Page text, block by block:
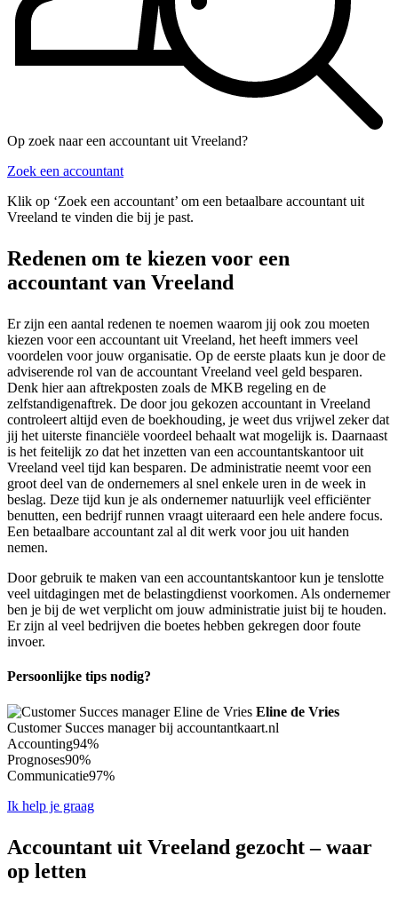
Op zoek naar een accountant uit Vreeland?
Zoek een accountant
Klik op ‘Zoek een accountant’ om een betaalbare accountant uit
Vreeland te vinden die bij je past.
Redenen om te kiezen voor een
accountant van Vreeland
Er zijn een aantal redenen te noemen waarom jij ook zou moeten
kiezen voor een accountant uit Vreeland, het heeft immers veel
voordelen voor jouw organisatie. Op de eerste plaats kun je door de
adviserende rol van de accountant Vreeland veel geld besparen.
Denk hier aan aftrekposten zoals de MKB regeling en de
zelfstandigenaftrek. De door jou gekozen accountant in Vreeland
controleert altijd even de boekhouding, je weet dus vrijwel zeker dat
jij het uiterste financiële voordeel behaalt wat mogelijk is. Daarnaast
is het feitelijk zo dat het inzetten van een accountantskantoor uit
Vreeland veel tijd kan besparen. De administratie neemt voor een
groot deel van de ondernemers al snel enkele uren in de week in
beslag. Deze tijd kun je als ondernemer natuurlijk veel efficiënter
benutten, een bedrijf runnen vraagt uiteraard een hele andere focus.
Een betaalbare accountant zal al dit werk voor jou uit handen
nemen.
Door gebruik te maken van een accountantskantoor kun je tenslotte
veel uitdagingen met de belastingdienst voorkomen. Als ondernemer
ben je bij de wet verplicht om jouw administratie juist bij te houden.
Er zijn al veel bedrijven die boetes hebben gekregen door foute
invoer.
Persoonlijke tips nodig?
Eline de Vries
Customer Succes manager bij accountantkaart.nl
Accounting94%
Prognoses90%
Communicatie97%
Ik help je graag
Accountant uit Vreeland gezocht – waar
op letten